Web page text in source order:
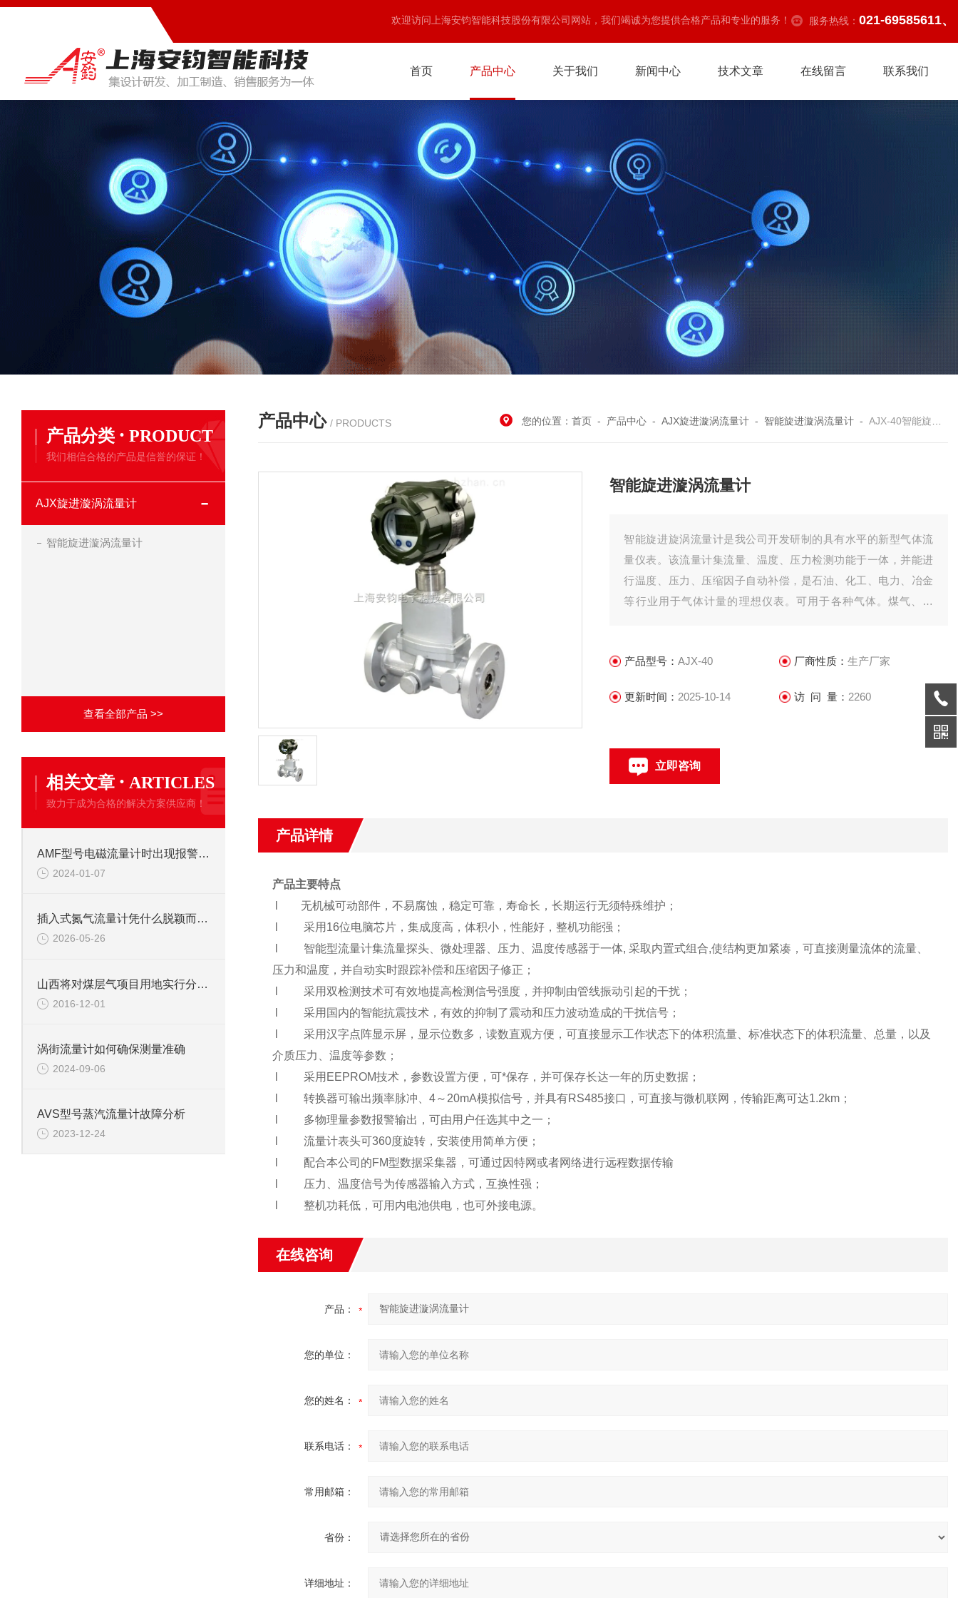
欢迎访问上海安钧智能科技股份有限公司网站，我们竭诚为您提供合格产品和专业的服务！ 服务热线： 021-69585611、
首页 产品中心 关于我们 新闻中心 技术文章 在线留言 联系我们
产品分类 · PRODUCT
我们相信合格的产品是信誉的保证！
AJX旋进漩涡流量计
智能旋进漩涡流量计
查看全部产品 >>
相关文章 · ARTICLES
致力于成为合格的解决方案供应商！
AMF型号电磁流量计时出现报警现象怎么处理
2024-01-07
插入式氮气流量计凭什么脱颖而出？这组“硬核特点”给出答案
2026-05-26
山西将对煤层气项目用地实行分类报批与供应
2016-12-01
涡街流量计如何确保测量准确
2024-09-06
AVS型号蒸汽流量计故障分析
2023-12-24
产品中心 / PRODUCTS 您的位置：首页 - 产品中心 -AJX旋进漩涡流量计 - 智能旋进漩涡流量计 -AJX-40智能旋进漩涡流量计
智能旋进漩涡流量计
智能旋进旋涡流量计是我公司开发研制的具有水平的新型气体流
量仪表。该流量计集流量、温度、压力检测功能于一体，并能进
行温度、压力、压缩因子自动补偿，是石油、化工、电力、冶金
等行业用于气体计量的理想仪表。可用于各种气体。煤气、空
氧化硫、氨气等等
产品型号：AJX-40 厂商性质： 生产厂家
更新时间： 2025-10-14 访 问 量： 2260
立即咨询
产品详情
产品主要特点
无机械可动部件，不易腐蚀，稳定可靠，寿命长，长期运行无须特殊维护；
l 采用16位电脑芯片，集成度高，体积小，性能好，整机功能强；
l 智能型流量计集流量探头、微处理器、压力、温度传感器于一体, 采取内置式组合,使结构更加紧凑，可直接测量流体的流量、
压力和温度，并自动实时跟踪补偿和压缩因子修正；
l 采用双检测技术可有效地提高检测信号强度，并抑制由管线振动引起的干扰；
l 采用国内的智能抗震技术，有效的抑制了震动和压力波动造成的干扰信号；
l 采用汉字点阵显示屏，显示位数多，读数直观方便，可直接显示工作状态下的体积流量、标准状态下的体积流量、总量，以及
介质压力、温度等参数；
l 采用EEPROM技术，参数设置方便，可*保存，并可保存长达一年的历史数据；
l 转换器可输出频率脉冲、4～20mA模拟信号，并具有RS485接口，可直接与微机联网，传输距离可达1.2km；
l 多物理量参数报警输出，可由用户任选其中之一；
l 流量计表头可360度旋转，安装使用简单方便；
l 配合本公司的FM型数据采集器，可通过因特网或者网络进行远程数据传输
l 压力、温度信号为传感器输入方式，互换性强；
l 整机功耗低，可用内电池供电，也可外接电源。
在线咨询
产品：
您的单位：
您的姓名：
联系电话：
常用邮箱：
省份：
详细地址：